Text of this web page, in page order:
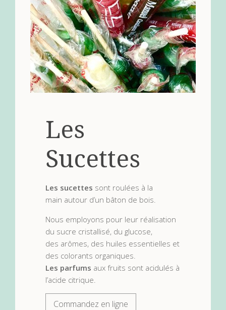
Les
Sucettes
Les sucettes sont roulées à la
main autour d’un bâton de bois.
Nous employons pour leur réalisation
du sucre cristallisé, du glucose,
des arômes, des huiles essentielles et
des colorants organiques.
Les parfums aux fruits sont acidulés à
l’acide citrique.
Commandez en ligne